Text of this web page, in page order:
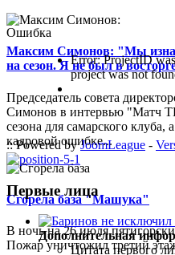
Максим Симонов: "Мы
на сезон. Я не был в
Председатель совета
Симонов в интервью "Матч
сезона для самарского клуба,
кадровой ошибке...
Сгорела база "Машука"
В ночь на 26 июля
Пожар уничтожил третий
Ошибка
Error: ProjectID
project was not
:: Powered byJoomLeague -
Первые лица
Дополнительная
Цитата первого